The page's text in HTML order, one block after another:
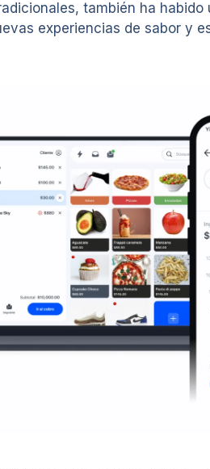
también ha
experiencias de sabor y